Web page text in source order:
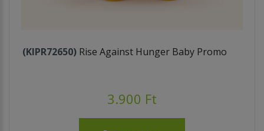
(KIPR72650) Rise Against Hunger Baby Promo
3.900 Ft